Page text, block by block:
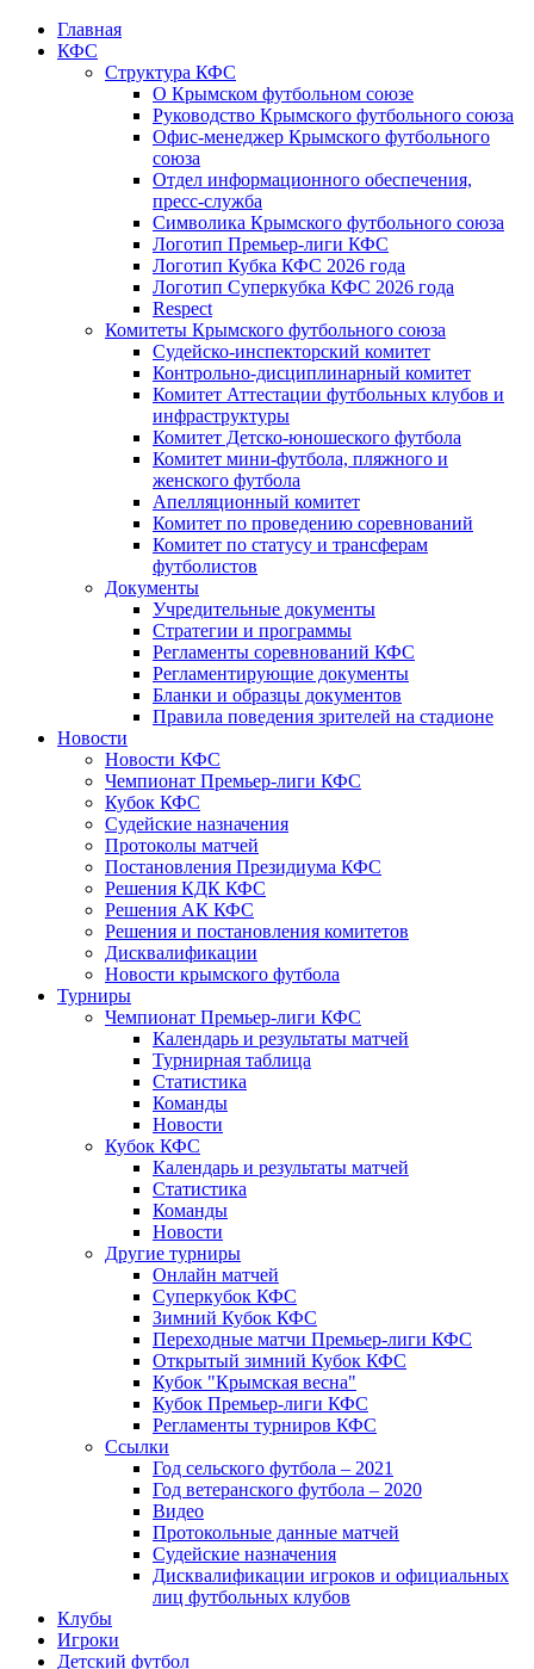
Главная
КФС
Структура КФС
О Крымском футбольном союзе
Руководство Крымского футбольного союза
Офис-менеджер Крымского футбольного
союза
Отдел информационного обеспечения,
пресс-служба
Символика Крымского футбольного союза
Логотип Премьер-лиги КФС
Логотип Кубка КФС 2026 года
Логотип Суперкубка КФС 2026 года
Respect
Комитеты Крымского футбольного союза
Судейско-инспекторский комитет
Контрольно-дисциплинарный комитет
Комитет Аттестации футбольных клубов и
инфраструктуры
Комитет Детско-юношеского футбола
Комитет мини-футбола, пляжного и
женского футбола
Апелляционный комитет
Комитет по проведению соревнований
Комитет по статусу и трансферам
футболистов
Документы
Учредительные документы
Стратегии и программы
Регламенты соревнований КФС
Регламентирующие документы
Бланки и образцы документов
Правила поведения зрителей на стадионе
Новости
Новости КФС
Чемпионат Премьер-лиги КФС
Кубок КФС
Судейские назначения
Протоколы матчей
Постановления Президиума КФС
Решения КДК КФС
Решения АК КФС
Решения и постановления комитетов
Дисквалификации
Новости крымского футбола
Турниры
Чемпионат Премьер-лиги КФС
Календарь и результаты матчей
Турнирная таблица
Статистика
Команды
Новости
Кубок КФС
Календарь и результаты матчей
Статистика
Команды
Новости
Другие турниры
Онлайн матчей
Суперкубок КФС
Зимний Кубок КФС
Переходные матчи Премьер-лиги КФС
Открытый зимний Кубок КФС
Кубок "Крымская весна"
Кубок Премьер-лиги КФС
Регламенты турниров КФС
Ссылки
Год сельского футбола – 2021
Год ветеранского футбола – 2020
Видео
Протокольные данные матчей
Судейские назначения
Дисквалификации игроков и официальных
лиц футбольных клубов
Клубы
Игроки
Детский футбол